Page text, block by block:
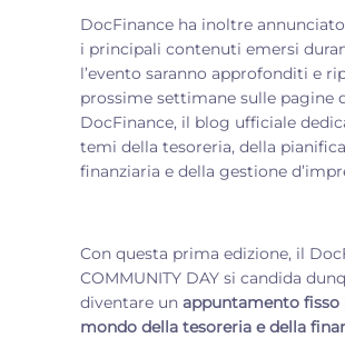
DocFinance ha inoltre
i principali contenuti emersi
l’evento saranno approfonditi e
prossime settimane sulle pagine
DocFinance, il blog ufficiale
temi della tesoreria, della
finanziaria e della gestione
Con questa prima edizione, il
COMMUNITY DAY si candida
diventare un appuntamento fisso
mondo della tesoreria e della